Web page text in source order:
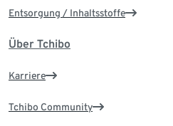
Entsorgung / Inhaltsstoffe
Über Tchibo
Karriere
Tchibo Community